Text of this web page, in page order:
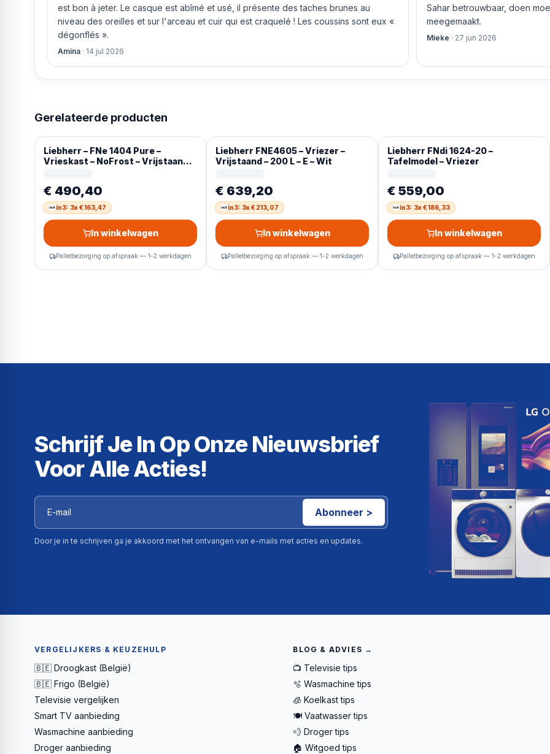
est bon à jeter. Le casque est abîmé et usé, il présente des taches brunes au
niveau des oreilles et sur l'arceau et cuir qui est craquelé ! Les coussins sont eux «
dégonflés ».
Amina · 14 jul 2026
Sahar betrouwbaar, doen
meegemaakt.
Mieke · 27 jun 2026
Gerelateerde producten
Liebherr – FNe 1404 Pure –
Vrieskast – NoFrost – Vrijstaand
€ 490,40
in3: 3x € 163,47
In winkelwagen
Palletbezorging op afspraak — 1-2 werkdagen
Liebherr FNE4605 – Vriezer –
Vrijstaand – 200 L – E – Wit
€ 639,20
in3: 3x € 213,07
In winkelwagen
Palletbezorging op afspraak — 1-2 werkdagen
Liebherr FNdi 1624-20 –
Tafelmodel – Vriezer
€ 559,00
in3: 3x € 186,33
In winkelwagen
Palletbezorging op afspraak — 1-2 werkdagen
Schrijf Je In Op Onze Nieuwsbrief
Voor Alle Acties!
Abonneer >
Door je in te schrijven ga je akkoord met het ontvangen van e-mails met acties en updates.
VERGELIJKERS & KEUZEHULP
🇧🇪 Droogkast (België)
🇧🇪 Frigo (België)
Televisie vergelijken
Smart TV aanbieding
Wasmachine aanbieding
Droger aanbieding
BLOG & ADVIES →
📺 Televisie tips
🫧 Wasmachine tips
🧊 Koelkast tips
🍽️ Vaatwasser tips
💨 Droger tips
🏠 Witgoed tips